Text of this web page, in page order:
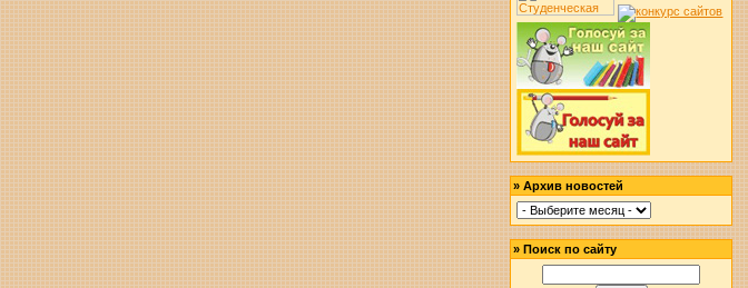
»Архив новостей
»Поиск по сайту